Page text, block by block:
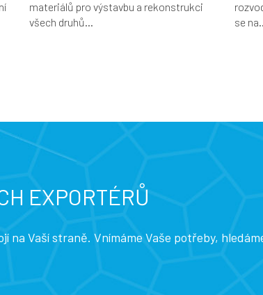
materiálů pro výstavbu a rekonstrukci
všech druhů...
se na...
EXPORTÉRŮ
na Vaší straně. Vnímáme Vaše potřeby,